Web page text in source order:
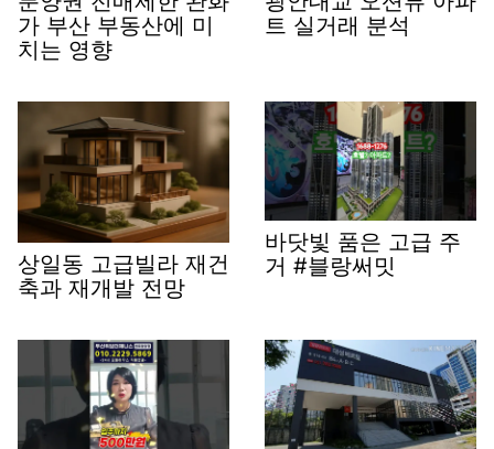
가 부산 부동산에 미
치는 영향
트 실거래 분석
상일동 고급빌라 재건
축과 재개발 전망
바닷빛 품은 고급 주
거 #블랑써밋